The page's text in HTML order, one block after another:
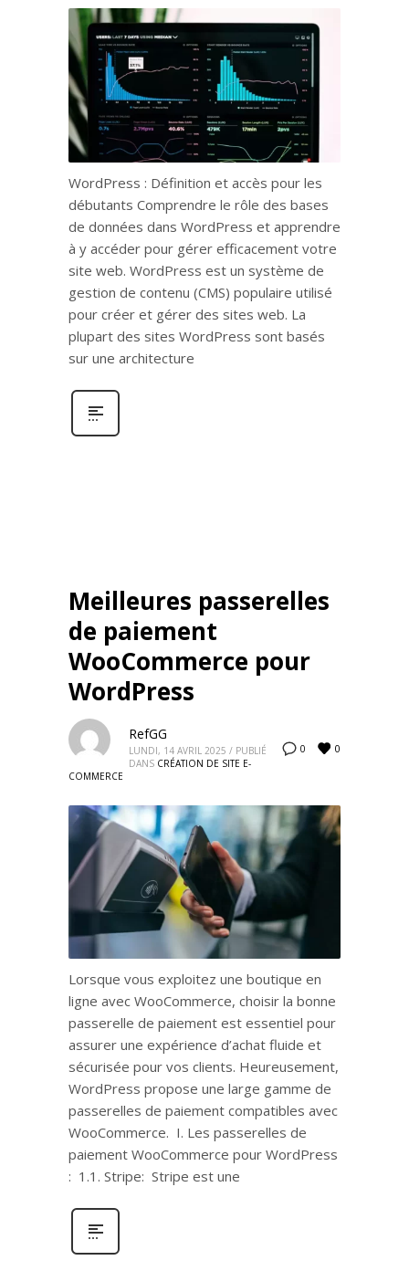
WordPress : Définition et accès pour les
débutants Comprendre le rôle des bases
de données dans WordPress et apprendre
à y accéder pour gérer efficacement votre
site web. WordPress est un système de
gestion de contenu (CMS) populaire utilisé
pour créer et gérer des sites web. La
plupart des sites WordPress sont basés
sur une architecture
Meilleures passerelles
de paiement
WooCommerce pour
WordPress
0 0
RefGG
LUNDI, 14 AVRIL 2025 / PUBLIÉ
DANS CRÉATION DE SITE E-
COMMERCE
Lorsque vous exploitez une boutique en
ligne avec WooCommerce, choisir la bonne
passerelle de paiement est essentiel pour
assurer une expérience d’achat fluide et
sécurisée pour vos clients. Heureusement,
WordPress propose une large gamme de
passerelles de paiement compatibles avec
WooCommerce. I. Les passerelles de
paiement WooCommerce pour WordPress
: 1.1. Stripe: Stripe est une